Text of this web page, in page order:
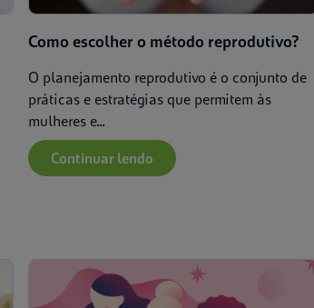
Como escolher o método reprodutivo?
O planejamento reprodutivo é o conjunto de
práticas e estratégias que permitem às
mulheres e...
Continuar lendo